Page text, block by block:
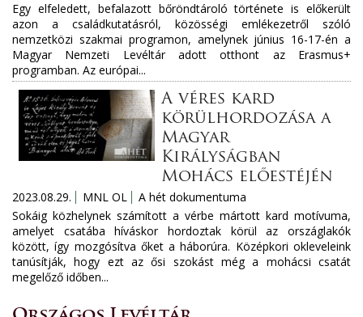
Egy elfeledett, befalazott bőröndtároló története is előkerült
azon a családkutatásról, közösségi emlékezetről szóló
nemzetközi szakmai programon, amelynek június 16-17-én a
Magyar Nemzeti Levéltár adott otthont az Erasmus+
programban. Az európai...
A véres kard
körülhordozása a
Magyar
Királyságban
Mohács előestéjén
2023.08.29. MNL OL
A hét dokumentuma
Sokáig közhelynek számított a vérbe mártott kard motívuma,
amelyet csatába híváskor hordoztak körül az országlakók
között, így mozgósítva őket a háborúra. Középkori okleveleink
tanúsítják, hogy ezt az ősi szokást még a mohácsi csatát
megelőző időben...